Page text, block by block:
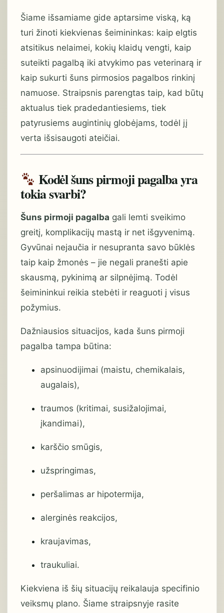
Šiame išsamiame gide aptarsime viską, ką
turi žinoti kiekvienas šeimininkas: kaip elgtis
atsitikus nelaimei, kokių klaidų vengti, kaip
suteikti pagalbą iki atvykimo pas veterinarą ir
kaip sukurti šuns pirmosios pagalbos rinkinį
namuose. Straipsnis parengtas taip, kad būtų
aktualus tiek pradedantiesiems, tiek
patyrusiems augintinių globėjams, todėl jį
verta išsisaugoti ateičiai.
Kodėl šuns pirmoji pagalba yra
tokia svarbi?
Šuns pirmoji pagalba gali lemti sveikimo
greitį, komplikacijų mastą ir net išgyvenimą.
Gyvūnai nejaučia ir nesupranta savo būklės
taip kaip žmonės – jie negali pranešti apie
skausmą, pykinimą ar silpnėjimą. Todėl
šeimininkui reikia stebėti ir reaguoti į visus
požymius.
Dažniausios situacijos, kada šuns pirmoji
pagalba tampa būtina:
apsinuodijimai (maistu, chemikalais,
augalais),
traumos (kritimai, susižalojimai,
įkandimai),
karščio smūgis,
užspringimas,
peršalimas ar hipotermija,
alerginės reakcijos,
kraujavimas,
traukuliai.
Kiekviena iš šių situacijų reikalauja specifinio
veiksmų plano. Šiame straipsnyje rasite